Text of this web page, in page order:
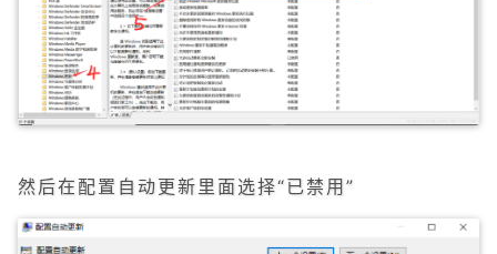
然后在配置自动更新里面选择“已禁用”